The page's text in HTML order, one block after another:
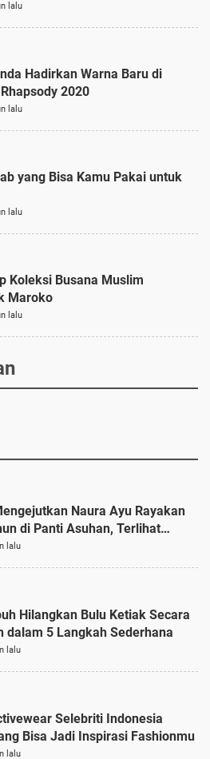
lalu
Hadirkan Warna Baru di
2020
lalu
yang Bisa Kamu Pakai untuk
lalu
Koleksi Busana Muslim
Maroko
lalu
Naura Ayu Rayakan
di Panti Asuhan, Terlihat
Kaftan Cokelat
lalu
Hilangkan Bulu Ketiak Secara
dalam 5 Langkah Sederhana
lalu
Selebriti Indonesia
Bisa Jadi Inspirasi Fashionmu
lalu